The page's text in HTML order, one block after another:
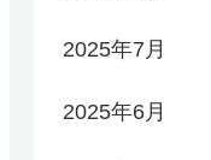
2025年7月
2025年6月